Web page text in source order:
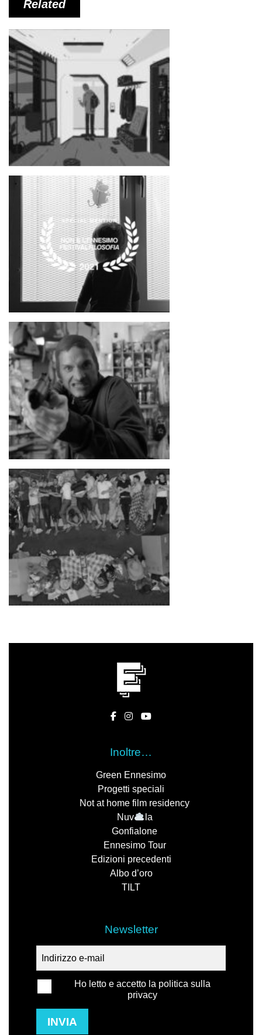
Related
Inoltre…
Green Ennesimo
Progetti speciali
Not at home film residency
Nuv
la
Gonfialone
Ennesimo Tour
Edizioni precedenti
Albo d’oro
TILT
Newsletter
Ho letto e accetto la politica sulla
privacy
INVIA